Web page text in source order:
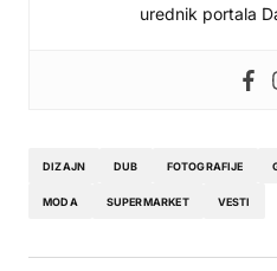
urednik portala
DIZAJN DUB FOTOGRAFIJE
MODA SUPERMARKET VESTI